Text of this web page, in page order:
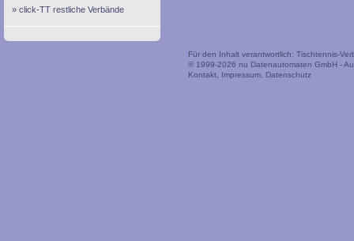
click-TT restliche Verbände
Für den Inhalt verantwortlich: Tischtennis-
© 1999-2026 nu Datenautomaten GmbH -
Kontakt
Impressum Datenschutz